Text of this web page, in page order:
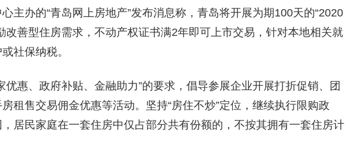
主办的“青岛网上房地产”发布消息称，青岛将开展为期100天的“2020
改善型住房需求，不动产权证书满2年即可上市交易，针对本地相关就
社保纳税。
优惠、政府补贴、金融助力”的要求，倡导参展企业开展打折促销、团
租售交易佣金优惠等活动。坚持“房住不炒”定位，继续执行限购政
居民家庭在一套住房中仅占部分共有份额的，不按其拥有一套住房计